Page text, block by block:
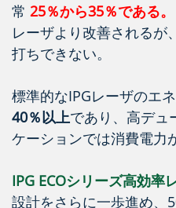
常 25％から35％である。
レーザより改善されるが
打ちできない。
標準的なIPGレーザのエ
40％以上であり、高デュ
ケーションでは消費電力
IPG ECOシリーズ高効率
設計をさらに一歩進め、